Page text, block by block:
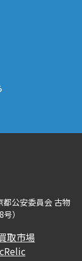
都公安委員会 古物
）
取市場